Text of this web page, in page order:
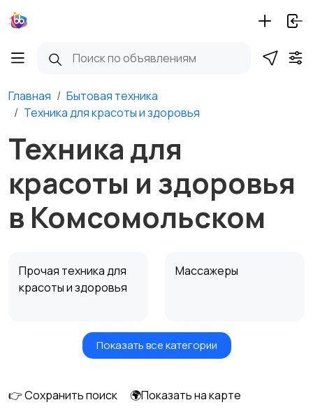
Главная
Бытовая техника
Техника для красоты и здоровья
Техника для
красоты и здоровья
в Комсомольском
Прочая техника для
красоты и здоровья
Массажеры
Фены и стайлеры Напольные весы
Показать все категории
👉 Сохранить поиск
🌍Показать на карте